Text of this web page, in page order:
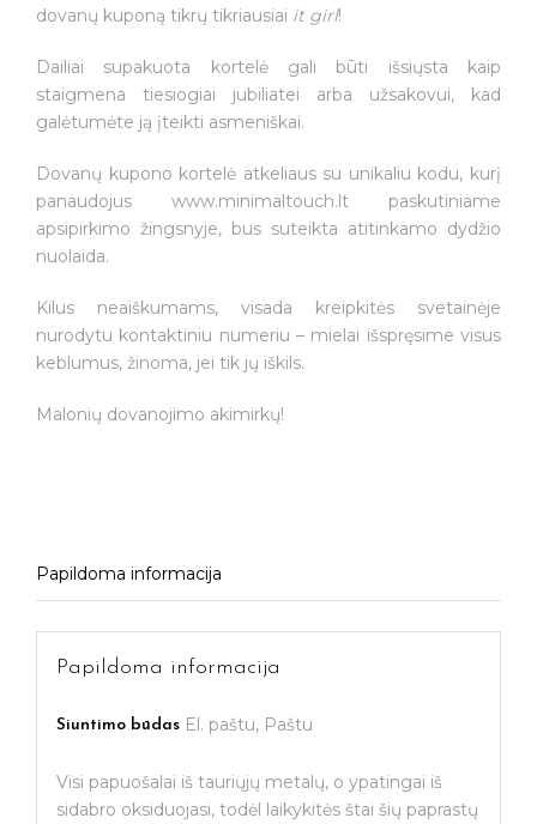
dovanų kuponą tikrų tikriausiai it girl!
Dailiai supakuota kortelė gali būti išsiųsta kaip
staigmena tiesiogiai jubiliatei arba užsakovui, kad
galėtumėte ją įteikti asmeniškai.
Dovanų kupono kortelė atkeliaus su unikaliu kodu, kurį
panaudojus www.minimaltouch.lt paskutiniame
apsipirkimo žingsnyje, bus suteikta atitinkamo dydžio
nuolaida.
Kilus neaiškumams, visada kreipkitės svetainėje
nurodytu kontaktiniu numeriu – mielai išspręsime visus
keblumus, žinoma, jei tik jų iškils.
Malonių dovanojimo akimirkų!
Papildoma informacija
Papildoma informacija
Siuntimo būdas El. paštu, Paštu
Visi papuošalai iš tauriųjų metalų, o ypatingai iš
sidabro oksiduojasi, todėl laikykitės štai šių paprastų